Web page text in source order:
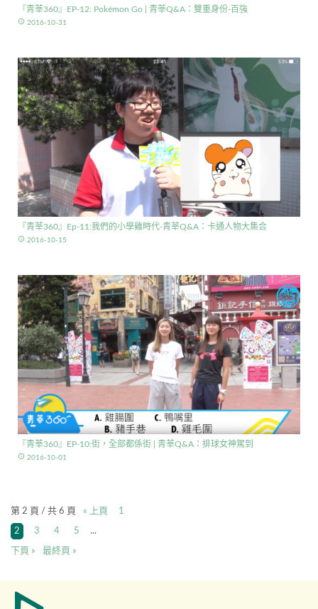
『青莘360』EP-12: Pokémon Go | 青莘Q&A：雙重身份-百強
access_time 2016-10-31
『青莘360』Ep-11:我們的小學雞時代-青莘Q&A：卡通人物大集合
access_time 2016-10-15
『青莘360』EP-10:街，全部都係街 | 青莘Q&A：排球女神駕到
access_time 2016-10-01
第 2 頁 / 共 6 頁 « 上頁 1
2 3 4 5 ...
下頁 » 最終頁 »